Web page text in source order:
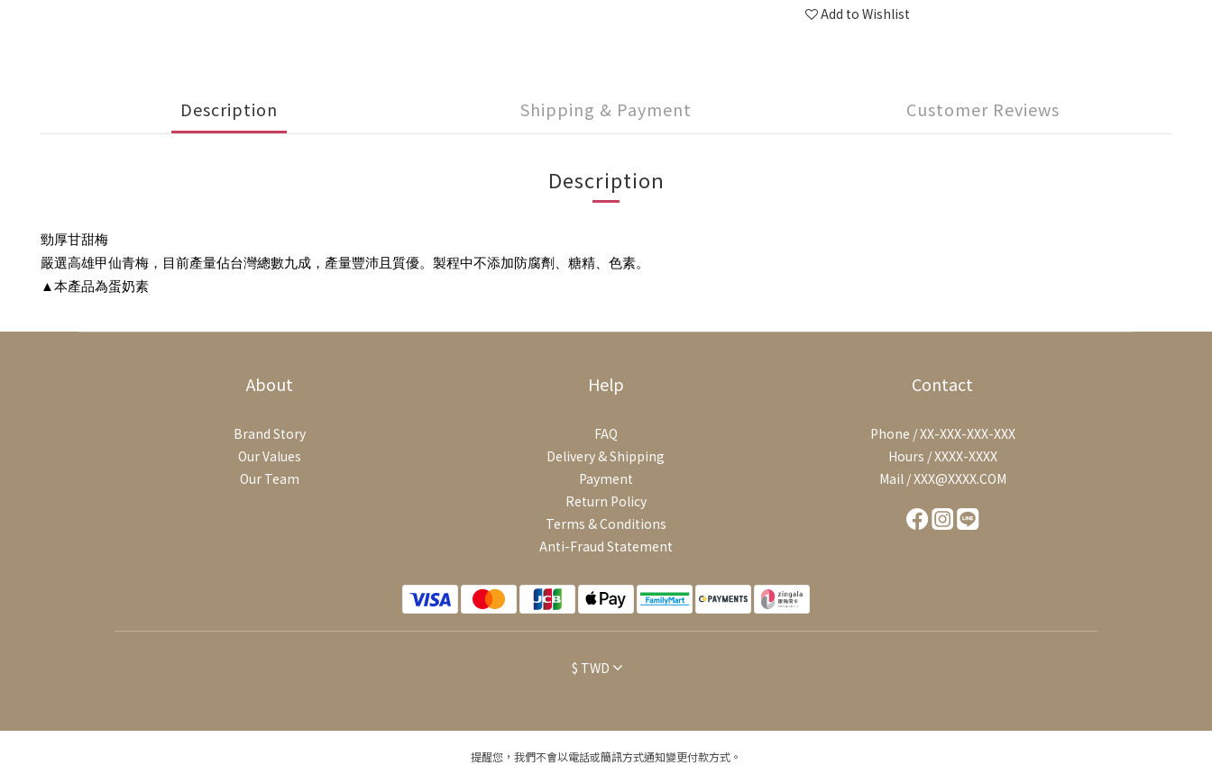
Add to Wishlist
Description Shipping & Payment Customer Reviews
Description
勁厚甘甜梅
嚴選高雄甲仙青梅，目前產量佔台灣總數九成，產量豐沛且質優。製程中不添加防腐劑、糖精、色素。
▲本產品為蛋奶素
About
Brand Story
Our Values
Our Team
Help
FAQ
Delivery & Shipping
Payment
Return Policy
Terms & Conditions
Anti-Fraud Statement
Contact
Phone / XX-XXX-XXX-XXX
Hours / XXXX-XXXX
Mail / XXX@XXXX.COM
$ TWD
提醒您，我們不會以電話或簡訊方式通知變更付款方式。